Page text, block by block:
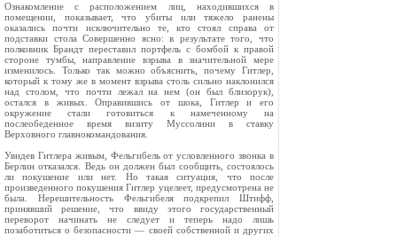
Ознакомление с расположением лиц, находившихся в
помещении, показывает, что убиты или тяжело ранены
оказались почти исключительно те, кто стоял справа от
подставки стола Совершенно ясно: в результате того, что
полковник Брандт переставил портфель с бомбой к правой
стороне тумбы, направление взрыва в значительной мере
изменилось. Только так можно объяснить, почему Гитлер,
который к тому же в момент взрыва столь сильно наклонился
над столом, что почти лежал на нем (он был близорук),
остался в живых. Оправившись от шока, Гитлер и его
окружение стали готовиться к намеченному на
послеобеденное время визиту Муссолини в ставку
Верховного главнокомандования.
Увидев Гитлера живым, Фельгибель от условленного звонка в
Берлин отказался. Ведь он должен был сообщить, состоялось
ли покушение или нет. Но такая ситуация, что после
произведенного покушения Гитлер уцелеет, предусмотрена не
была. Нерешительность Фельгибеля подкрепил Штифф,
принявший решение, что ввиду этого государственный
переворот начинать не следует и теперь надо лишь
позаботиться о безопасности — своей собственной и других